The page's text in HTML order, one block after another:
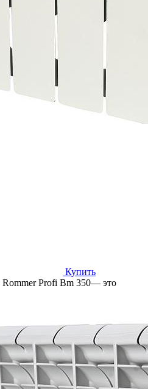
Купить
Rommer Profi Bm 350— это